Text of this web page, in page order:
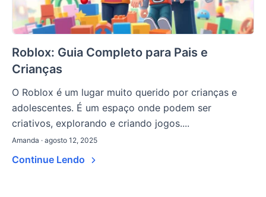
Roblox: Guia Completo para Pais e
Crianças
O Roblox é um lugar muito querido por crianças e
adolescentes. É um espaço onde podem ser
criativos, explorando e criando jogos....
Amanda · agosto 12, 2025
Continue Lendo